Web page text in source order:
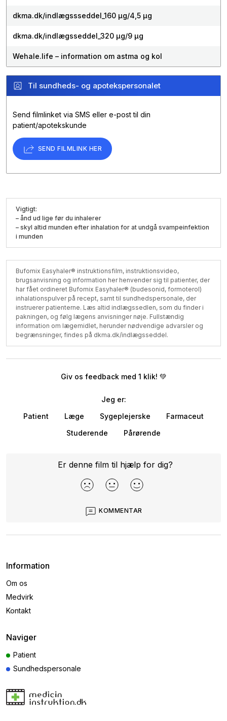
dkma.dk/indlægssseddel_160 µg/4,5 µg
dkma.dk/indlægsseddel_320 µg/9 µg
Wehale.life – information om astma og kol
Til sundheds- og apotekspersonalet
Send filmlinket via SMS eller e-post til din
patient/apotekskunde
SEND FILMLINK HER
Vigtigt:
– ånd ud lige før du inhalerer
– skyl altid munden efter inhalation for at undgå svampeinfektion
i munden
Bufomix Easyhaler® instruktionsfilm, instruktionsvideo,
brugsanvisning og information her henvender sig til patienter, der
har fået ordineret Bufomix Easyhaler® (budesonid, formoterol)
inhalationspulver på recept, samt til sundhedspersonale, der
instruerer patienterne. Læs altid indlægssedlen, som du finder i
pakningen, og følg lægens anvisninger nøje. Fullstændig
information om lægemidlet, herunder nødvendige advarsler og
begrænsninger, findes på dkma.dk/indlægsseddel.
Giv os feedback med 1 klik! 💚
Jeg er:
Patient
Læge Sygeplejerske
Farmaceut
Studerende
Pårørende
Er denne film til hjælp for dig?
KOMMENTAR
Information
Om os
Medvirk
Kontakt
Naviger
Patient
Sundhedspersonale